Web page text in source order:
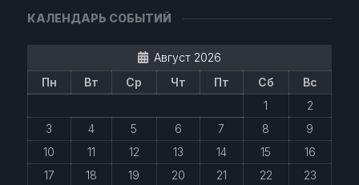
КАЛЕНДАРЬ СОБЫТИЙ
Август 2026
Пн
Вт Ср Чт Пт Сб
Вс
1
2
3
4 5 6 7 8
9
10
11 12 13 14 15
16
17
18 19 20 21 22
23